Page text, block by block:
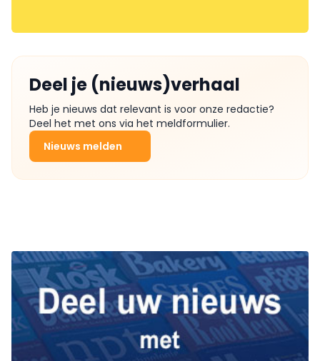
Deel je (nieuws)verhaal
Heb je nieuws dat relevant is voor onze redactie?
Deel het met ons via het meldformulier.
Nieuws melden